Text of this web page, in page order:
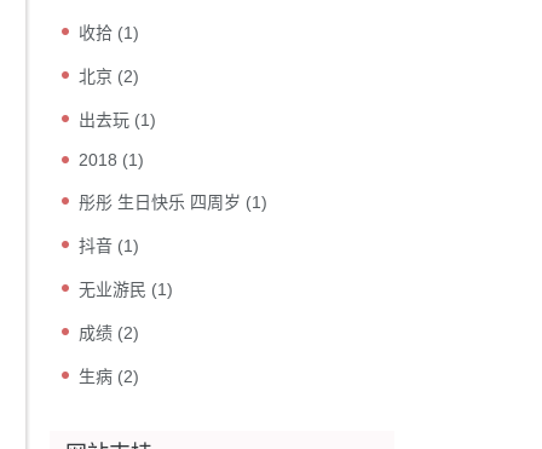
收拾 (1)
北京 (2)
出去玩 (1)
2018 (1)
彤彤 生日快乐 四周岁 (1)
抖音 (1)
无业游民 (1)
成绩 (2)
生病 (2)